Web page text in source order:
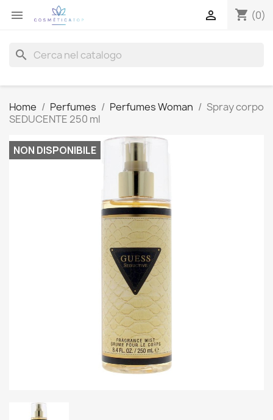
 shopping_cart (0)

search
Home Perfumes Perfumes Woman
Spray corpo
SEDUCENTE 250 ml
NON DISPONIBILE